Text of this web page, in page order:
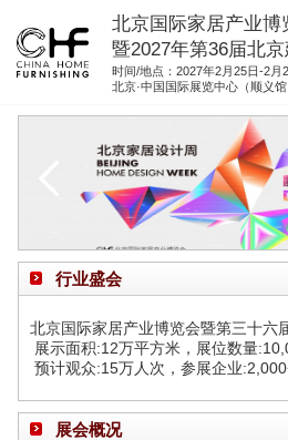
北京国际家居产业博
暨2027年第36届北
时间/地点：2027年2月25日-2月
北京·中国国际展览中心（顺义馆
观众服务
展位图纸
资料下载
集团展会
参展联络
行业盛会
北京国际家居产业博览会暨第三十六
展示面积:12万平方米，展位数量
预计观众:15万人次，参展企业
展会概况